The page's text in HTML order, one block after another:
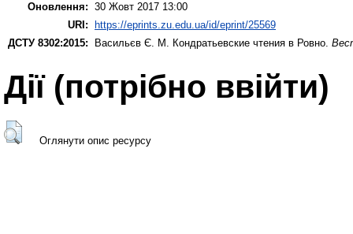
Оновлення: 30 Жовт 2017 13:00
URI:
https://eprints.zu.edu.ua/id/eprint/25569
ДСТУ 8302:2015:
Васильєв Є. М. Кондратьевские чтения в Ровно.
Дії ​​(потрібно ввійти)
Оглянути опис ресурсу